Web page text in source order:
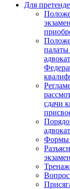
Для
сдачи
Формы